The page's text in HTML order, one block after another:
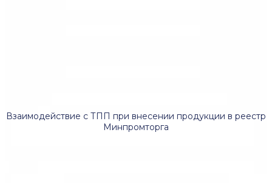
Взаимодействие с ТПП при внесении продукции в реестр
Минпромторга